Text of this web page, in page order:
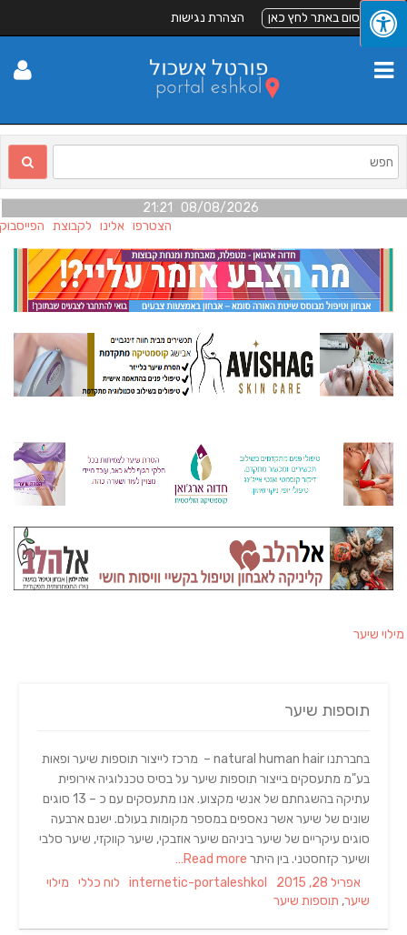
לפרסום באתר לחץ כאן הצהרת נגישות
08/08/2026 21:21
הצטרפו אלינו לקבוצת
מילוי שיער
תוספות שיער
בחברתנו natural human hair – מרכז לייצור תוספות שיער ופאות
בע"מ מתעסקים בייצור תוספות שיער על בסיס טכנלוגיה אירופית
עתיקה בהשגחתם של אנשי מקצוע. אנו מתעסקים עם כ – 13 סוגים
שונים של שיער אשר נאספים במספר מקומות בעולם. ישנם ארבעה
סוגים עיקריים של שיער ביניהם שיער אוזבקי, שיער קווקזי, שיער סלבי
ושיער קזחסטני. בין היתר
Posted
on
אפריל 28, 2015 Author
internetic-portaleshkol
Categories
לוח כללי Tags
מילוי
שיער, תוספות שיער